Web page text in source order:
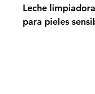
Leche
para pieles